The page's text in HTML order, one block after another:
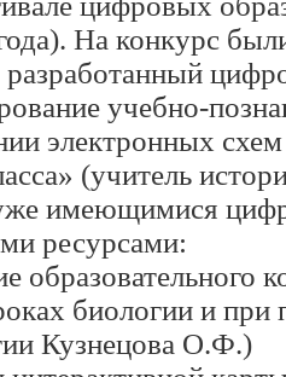
На конкурс
разработанный
учебно-
электронных
(учитель
имеющимися
ресурсами:
образовательного
биологии и при
Кузнецова О.Ф.)